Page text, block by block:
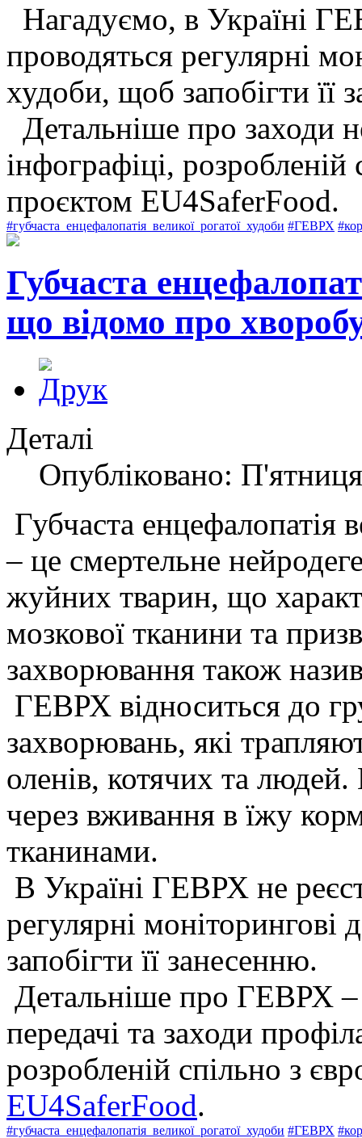
Нагадуємо, в Україні
проводяться регулярні
худоби, щоб запобігти її
Детальніше про
інфографіці,
проєктом EU4SaferFood.
#губчаста_енцефалопатія_великої_рогатої_худоби #ГЕВРХ
Губчаста
що відомо про хворобу
Деталі
Опубліковано:
Губчаста енцефалопатія
– це смертельне
жуйних тварин, що
мозкової тканини та
захворювання також
ГЕВРХ відноситься до
захворювань, які
оленів, котячих та
через вживання в їжу
тканинами.
В Україні ГЕВРХ не
регулярні
запобігти її занесенню.
Детальніше про ГЕВРХ –
передачі та заходи
розробленій спільно з
EU4SaferFood.
#губчаста_енцефалопатія_великої_рогатої_худоби #ГЕВРХ